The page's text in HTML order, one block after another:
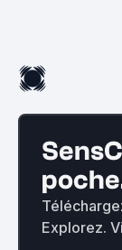
Explorez.